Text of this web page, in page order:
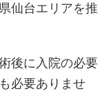
仙台エリアを推
後に入院の必要
必要ありませ